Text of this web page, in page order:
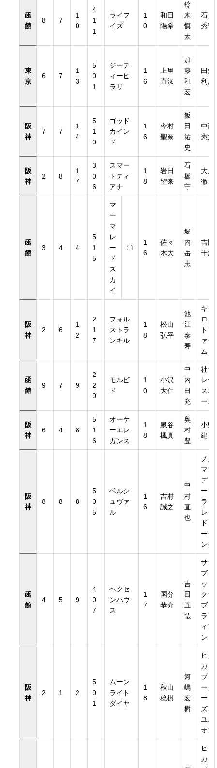
函
館
8 7
1
0
4
1
1
ライフ
イズ
1
0
和田
陽希
鈴
木
慎
太
石川
秀守
東
京
6 7
1
3
5
0
1
ジーテ
ィーヒ
ラリ
1
6
上里
直汰
加
藤
和
宏
田畑
利彦
阪
神
7 7
1
4
5
1
0
ゴッド
カイン
ド
1
6
今村
聖奈
飯
田
祐
史
中西
憲治
阪
神
2 8
1
7
3
0
6
スマー
トティ
アナ
1
8
岩田
望来
石
橋
守
大川
徹
函
館
3 4 4
5
1
5
マ
ー
マ
レ
ー
ド
ス
カ
イ
〇
1
6
佐々
木大
堀
内
岳
志
吉田
千津
阪
神
2 6
1
2
2
1
7
フォル
ストラ
ンキル
1
8
松山
弘平
池
江
泰
寿
キャ
ロッ
トフ
ァー
ム
函
館
9 7 9
2
2
0
モルビ
ド
1
0
小沢
大仁
中
内
田
充
社台
レー
スホ
ース
阪
神
6 4 8
5
1
6
オーケ
ーエレ
ガンス
1
8
泉谷
楓真
奥
村
豊
小野
建
阪
神
8 8 8
5
0
5
ベルシ
ュヴァ
ル
1
6
吉村
誠之
中
村
直
也
ノル
マン
ディ
ーサ
ラブ
レッ
ドレ
ーシ
ング
函
館
4 5 9
4
0
7
ヘクセ
ンハウ
ス
1
7
国分
恭介
吉
田
直
弘
サラ
ブレ
ッド
クラ
ブ・
ラフ
ィア
ン
阪
神
2 1 2
5
0
1
ムーン
ライト
ダイヤ
1
8
秋山
稔樹
河
嶋
宏
樹
ヒダ
カ・
ブリ
ーダ
ー
ズ・
ユニ
オン
ヒダ
カ・